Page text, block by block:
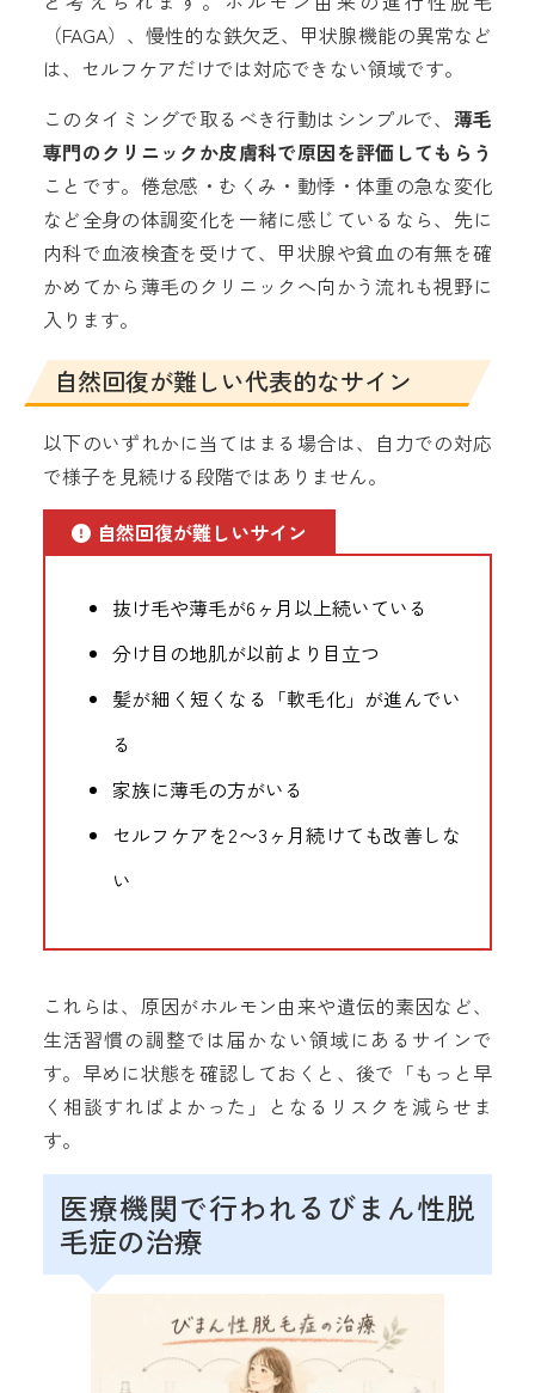
（FAGA）、慢性的な鉄欠乏、甲状腺機能の異常など
は、セルフケアだけでは対応できない領域です。
このタイミングで取るべき行動はシンプルで、 薄毛
専門のクリニックか皮膚科で原因を評価してもらう
ことです。倦怠感・むくみ・動悸・体重の急な変化
など全身の体調変化を一緒に感じているなら、先に
内科で血液検査を受けて、甲状腺や貧血の有無を確
かめてから薄毛のクリニックへ向かう流れも視野に
入ります。
自然回復が難しい代表的なサイン
以下のいずれかに当てはまる場合は、自力での対応
で様子を見続ける段階ではありません。
自然回復が難しいサイン
抜け毛や薄毛が6ヶ月以上続いている
分け目の地肌が以前より目立つ
髪が細く短くなる「軟毛化」が進んでい
る
家族に薄毛の方がいる
セルフケアを2〜3ヶ月続けても改善しな
い
これらは、原因がホルモン由来や遺伝的素因など、
生活習慣の調整では届かない領域にあるサインで
す。早めに状態を確認しておくと、後で「もっと早
く相談すればよかった」となるリスクを減らせま
す。
医療機関で行われるびまん性脱
毛症の治療